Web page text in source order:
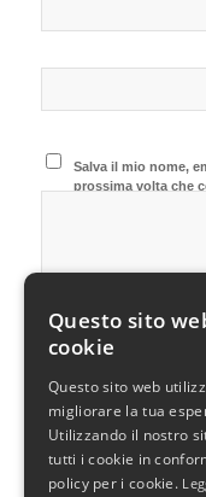
Salva il mio nome,
prossima volta che
Questo sito
cookie
Questo sito web
migliorare la tua
Utilizzando il nostro
tutti i cookie in
policy per i cookie.